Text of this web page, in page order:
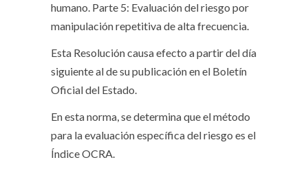
humano. Parte 5: Evaluación del riesgo por
manipulación repetitiva de alta frecuencia.
Esta Resolución causa efecto a partir del día
siguiente al de su publicación en el Boletín
Oficial del Estado.
En esta norma, se determina que el método
para la evaluación específica del riesgo es el
Índice OCRA.